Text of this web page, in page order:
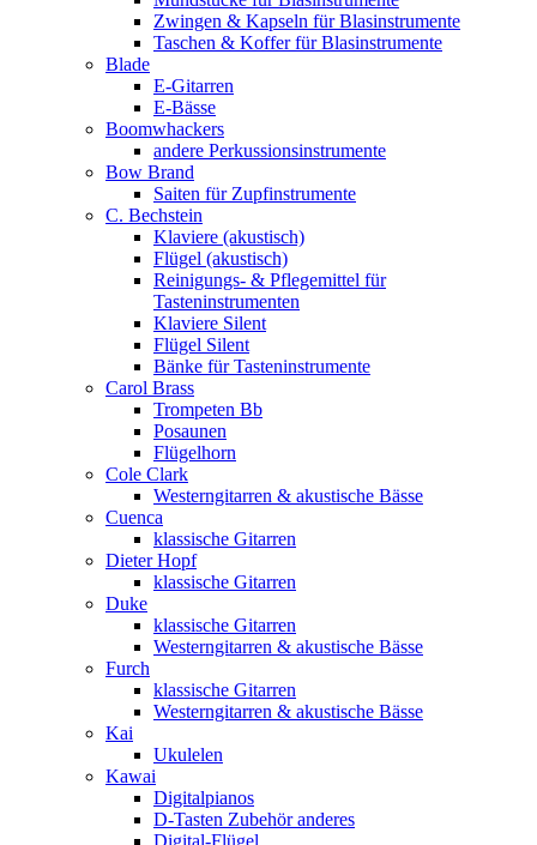
Zwingen & Kapseln für Blasinstrumente
Taschen & Koffer für Blasinstrumente
Blade
E-Gitarren
E-Bässe
Boomwhackers
andere Perkussionsinstrumente
Bow Brand
Saiten für Zupfinstrumente
C. Bechstein
Klaviere (akustisch)
Flügel (akustisch)
Reinigungs- & Pflegemittel für
Tasteninstrumenten
Klaviere Silent
Flügel Silent
Bänke für Tasteninstrumente
Carol Brass
Trompeten Bb
Posaunen
Flügelhorn
Cole Clark
Westerngitarren & akustische Bässe
Cuenca
klassische Gitarren
Dieter Hopf
klassische Gitarren
Duke
klassische Gitarren
Westerngitarren & akustische Bässe
Furch
klassische Gitarren
Westerngitarren & akustische Bässe
Kai
Ukulelen
Kawai
Digitalpianos
D-Tasten Zubehör anderes
Digital-Flügel